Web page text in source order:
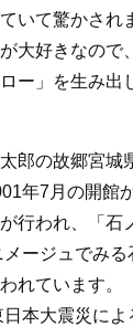
いて驚かされ
大好きなので
ー」を生み出
郎の故郷宮城
年7月の開館
行われ、「石
ージュでみる
れています。
本大震災によ